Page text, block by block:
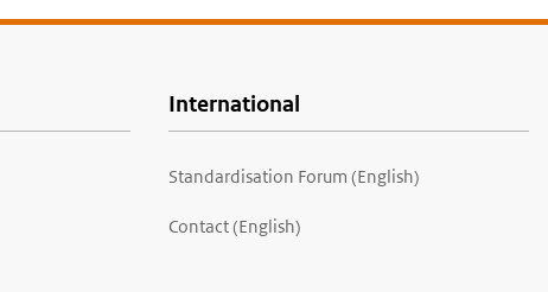
International
Standardisation Forum (English)
Contact (English)